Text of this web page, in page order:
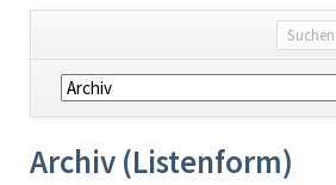
Navigation
überspringen
Archiv (Listenform)